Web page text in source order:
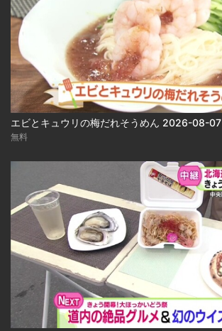
エビとキュウリの梅だれそうめん 2026-08-07
無料